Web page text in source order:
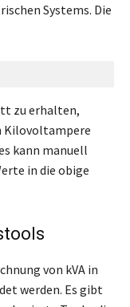
Systems. Die
zu erhalten,
Kilovoltampere
kann manuell
in die obige
von kVA in
werden. Es gibt